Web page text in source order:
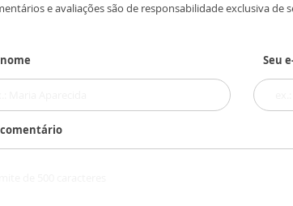
e avaliações são de responsabilidade exclusiva
Seu
comentário